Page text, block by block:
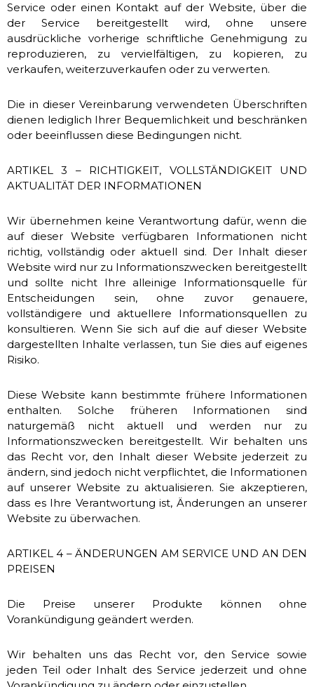
Service oder einen Kontakt auf der Website, über die
der Service bereitgestellt wird, ohne unsere
ausdrückliche vorherige schriftliche Genehmigung zu
reproduzieren, zu vervielfältigen, zu kopieren, zu
verkaufen, weiterzuverkaufen oder zu verwerten.
Die in dieser Vereinbarung verwendeten Überschriften
dienen lediglich Ihrer Bequemlichkeit und beschränken
oder beeinflussen diese Bedingungen nicht.
ARTIKEL 3 – RICHTIGKEIT, VOLLSTÄNDIGKEIT UND
AKTUALITÄT DER INFORMATIONEN
Wir übernehmen keine Verantwortung dafür, wenn die
auf dieser Website verfügbaren Informationen nicht
richtig, vollständig oder aktuell sind. Der Inhalt dieser
Website wird nur zu Informationszwecken bereitgestellt
und sollte nicht Ihre alleinige Informationsquelle für
Entscheidungen sein, ohne zuvor genauere,
vollständigere und aktuellere Informationsquellen zu
konsultieren. Wenn Sie sich auf die auf dieser Website
dargestellten Inhalte verlassen, tun Sie dies auf eigenes
Risiko.
Diese Website kann bestimmte frühere Informationen
enthalten. Solche früheren Informationen sind
naturgemäß nicht aktuell und werden nur zu
Informationszwecken bereitgestellt. Wir behalten uns
das Recht vor, den Inhalt dieser Website jederzeit zu
ändern, sind jedoch nicht verpflichtet, die Informationen
auf unserer Website zu aktualisieren. Sie akzeptieren,
dass es Ihre Verantwortung ist, Änderungen an unserer
Website zu überwachen.
ARTIKEL 4 – ÄNDERUNGEN AM SERVICE UND AN DEN
PREISEN
Die Preise unserer Produkte können ohne
Vorankündigung geändert werden.
Wir behalten uns das Recht vor, den Service sowie
jeden Teil oder Inhalt des Service jederzeit und ohne